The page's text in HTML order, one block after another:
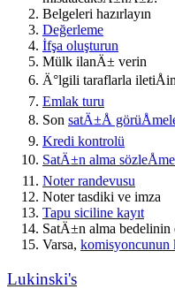
Belgeleri hazırlayın
Değerleme
İfşa oluşturun
Mülk ilanÄ± verin
Ä°lgili taraflarla
Emlak turu
Son satÄ±Å
Kredi kontrolü
SatÄ±n alma
Noter randevusu
Noter tasdiki ve imza
Tapu siciline kayıt
SatÄ±n alma bedelinin
Varsa, komisyoncunun
Lukinski's